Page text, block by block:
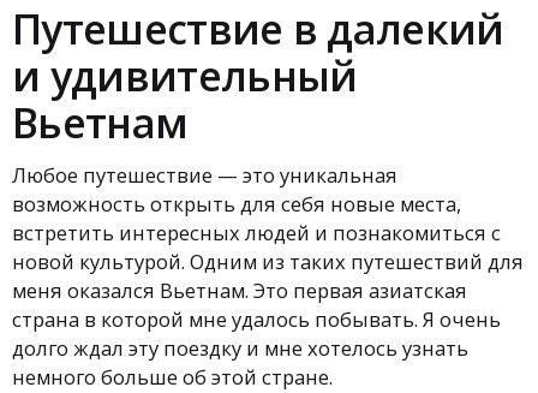
Путешествие в далекий
и удивительный
Вьетнам
Любое путешествие — это уникальная
возможность открыть для себя новые места,
встретить интересных людей и познакомиться с
новой культурой. Одним из таких путешествий для
меня оказался Вьетнам. Это первая азиатская
страна в которой мне удалось побывать. Я очень
долго ждал эту поездку и мне хотелось узнать
немного больше об этой стране.